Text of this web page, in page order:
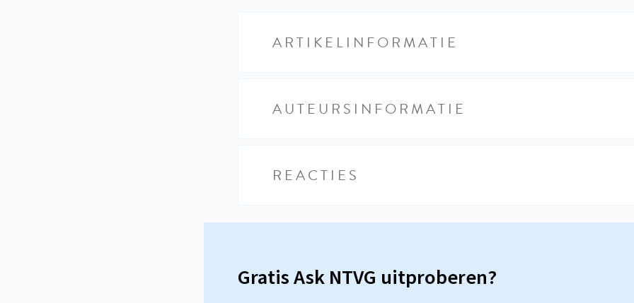
ARTIKELINFORMATIE
AUTEURSINFORMATIE
REACTIES
Gratis Ask NTVG uitproberen?